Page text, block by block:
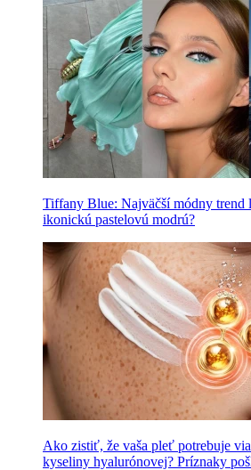
Tiffany Blue: Najväčší módny trend
ikonickú pastelovú modrú?
Ako zistiť, že vaša pleť potrebuje
kyseliny hyalurónovej? Príznaky